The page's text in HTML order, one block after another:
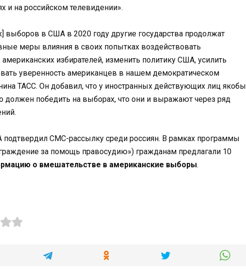
и на российском телевидении».
выборов в США в 2020 году другие государства продолжат
меры влияния в своих попытках воздействовать
избирателей, изменить политику США, усилить
уверенность американцев в нашем демократическом
ТАСС. Он добавил, что у иностранных действующих лиц якобы
должен победить на выборах, что они и выражают через ряд
CMC-рассылку среди россиян. В рамках программы
за помощь правосудию») гражданам предлагали 10
о вмешательстве в американские выборы.